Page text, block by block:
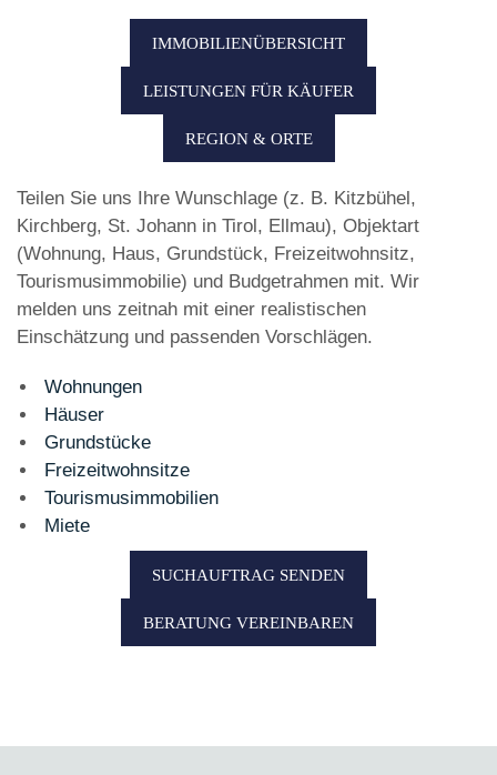
IMMOBILIENÜBERSICHT
LEISTUNGEN FÜR KÄUFER
REGION & ORTE
Teilen Sie uns Ihre Wunschlage (z. B. Kitzbühel,
Kirchberg, St. Johann in Tirol, Ellmau), Objektart
(Wohnung, Haus, Grundstück, Freizeitwohnsitz,
Tourismusimmobilie) und Budgetrahmen mit. Wir
melden uns zeitnah mit einer realistischen
Einschätzung und passenden Vorschlägen.
Wohnungen
Häuser
Grundstücke
Freizeitwohnsitze
Tourismusimmobilien
Miete
SUCHAUFTRAG SENDEN
BERATUNG VEREINBAREN